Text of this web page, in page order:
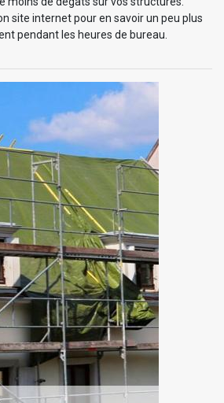
site internet pour en savoir un peu plus
pendant les heures de bureau.